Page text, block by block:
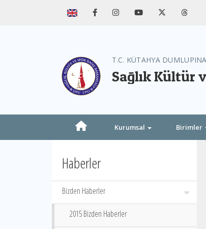
T.C. KÜTAHYA
Sağlık Kültür
Kurumsal Birimler
Haberler
Bizden Haberler
2015 Bizden Haberler